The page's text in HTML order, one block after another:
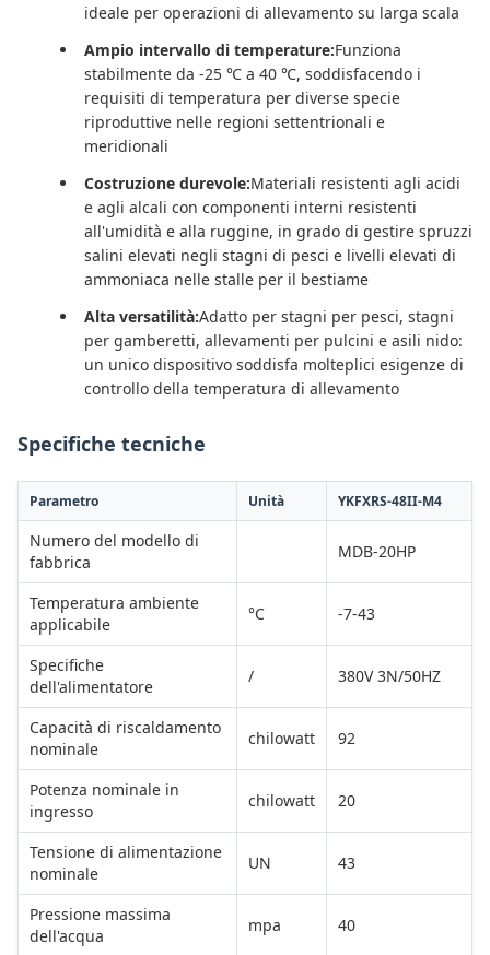
ideale per operazioni di allevamento su larga scala
Ampio intervallo di temperature:Funziona
stabilmente da -25 ℃ a 40 ℃, soddisfacendo i
requisiti di temperatura per diverse specie
riproduttive nelle regioni settentrionali e
meridionali
Costruzione durevole:Materiali resistenti agli acidi
e agli alcali con componenti interni resistenti
all'umidità e alla ruggine, in grado di gestire spruzzi
salini elevati negli stagni di pesci e livelli elevati di
ammoniaca nelle stalle per il bestiame
Alta versatilità:Adatto per stagni per pesci, stagni
per gamberetti, allevamenti per pulcini e asili nido:
un unico dispositivo soddisfa molteplici esigenze di
controllo della temperatura di allevamento
Specifiche tecniche
Parametro Unità YKFXRS-48II-M4
Numero del modello di
fabbrica
MDB-20HP
Temperatura ambiente
applicabile
°C -7-43
Specifiche
dell'alimentatore
/ 380V 3N/50HZ
Capacità di riscaldamento
nominale
chilowatt 92
Potenza nominale in
ingresso
chilowatt 20
Tensione di alimentazione
nominale
UN 43
Pressione massima
dell'acqua
mpa 40